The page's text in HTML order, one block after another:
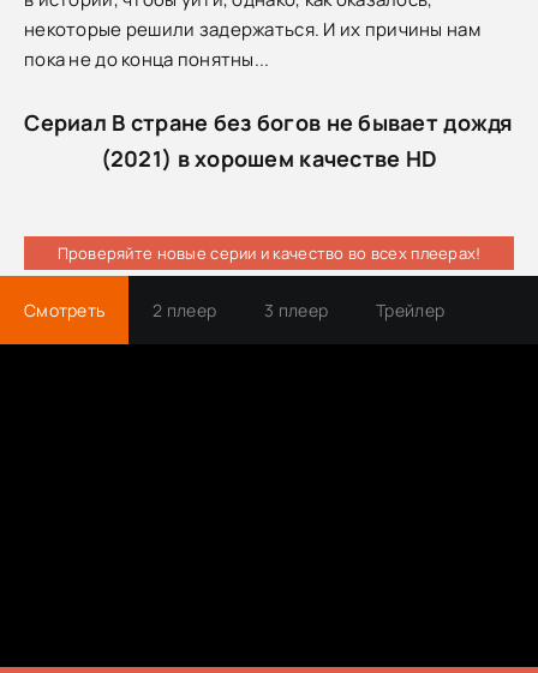
некоторые решили задержаться. И их причины нам
пока не до конца понятны...
Сериал В стране без богов не бывает дождя
(2021) в хорошем качестве HD
Проверяйте новые серии и качество во всех плеерах!
Смотреть 2 плеер 3 плеер Трейлер